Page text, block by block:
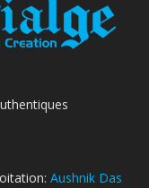
Aushnik Das